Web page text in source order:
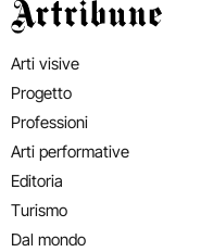
Artribune
Arti visive
Progetto
Professioni
Arti performative
Editoria
Turismo
Dal mondo